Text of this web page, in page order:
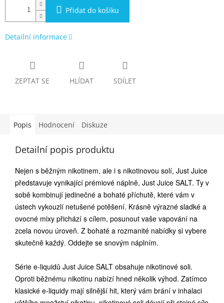
Přidat do košíku
Detailní informace
ZEPTAT SE HLÍDAT SDÍLET
Popis Hodnocení Diskuze
Detailní popis produktu
Nejen s běžným nikotinem, ale i s nikotinovou solí, Just Juice
představuje vynikající prémiové náplně, Just Juice SALT. Ty v
sobě kombinují jedinečné a bohaté příchutě, které vám v
ústech vykouzlí netušené potěšení. Krásně výrazné sladké a
ovocné mixy přichází s cílem, posunout vaše vapování na
zcela novou úroveň. Z bohaté a rozmanité nabídky si vybere
skutečně každý. Oddejte se snovým náplním.
Série e-liquidů Just Juice SALT obsahuje nikotinové soli.
Oproti běžnému nikotinu nabízí hned několik výhod. Zatímco
klasické e-liquidy mají silnější hit, který vám brání v inhalaci